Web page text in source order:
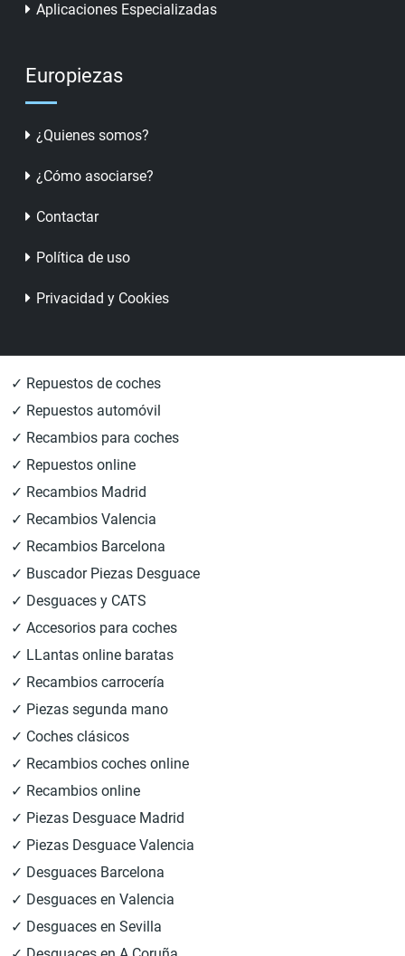
Aplicaciones Especializadas
Europiezas
¿Quienes somos?
¿Cómo asociarse?
Contactar
Política de uso
Privacidad y Cookies
✓ Repuestos de coches
✓ Repuestos automóvil
✓ Recambios para coches
✓ Repuestos online
✓ Recambios Madrid
✓ Recambios Valencia
✓ Recambios Barcelona
✓ Buscador Piezas Desguace
✓ Desguaces y CATS
✓ Accesorios para coches
✓ LLantas online baratas
✓ Recambios carrocería
✓ Piezas segunda mano
✓ Coches clásicos
✓ Recambios coches online
✓ Recambios online
✓ Piezas Desguace Madrid
✓ Piezas Desguace Valencia
✓ Desguaces Barcelona
✓ Desguaces en Valencia
✓ Desguaces en Sevilla